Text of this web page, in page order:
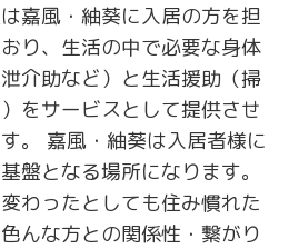
嘉風・紬葵に入居の方を担
り、生活の中で必要な身体
介助など）と生活援助（掃
をサービスとして提供させ
。 嘉風・紬葵は入居者様に
盤となる場所になります。
わったとしても住み慣れた
んな方との関係性・繋がり